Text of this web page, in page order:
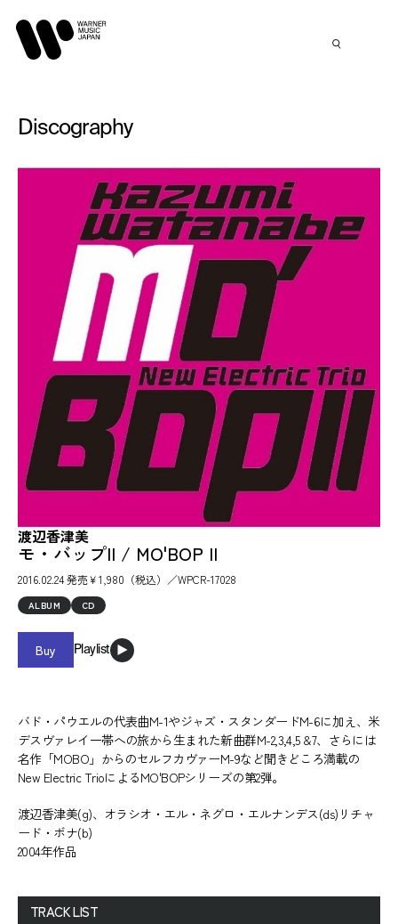
Discography
渡辺香津美
モ・バップII / MO'BOP II
2016.02.24 発売￥1,980（税込）／WPCR-17028
ALBUM CD
Buy Playlist
バド・パウエルの代表曲M-1やジャズ・スタンダードM-6に加え、米
デスヴァレイ一帯への旅から生まれた新曲群M-2,3,4,5 &7、さらには
名作「MOBO」からのセルフカヴァーM-9など聞きどころ満載の
New Electric TrioによるMO'BOPシリーズの第2弾。
渡辺香津美(g)、オラシオ・エル・ネグロ・エルナンデス(ds)リチャ
ード・ボナ(b)
2004年作品
TRACK LIST